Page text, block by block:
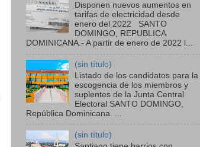
Disponen nuevos aumentos en
tarifas de electricidad desde
enero del 2022 SANTO
DOMINGO, REPUBLICA
DOMINICANA.- A partir de enero de 2022 l...
(sin título)
Listado de los candidatos para la
escogencia de los miembros y
suplentes de la Junta Central
Electoral SANTO DOMINGO,
República Dominicana. ...
(sin título)